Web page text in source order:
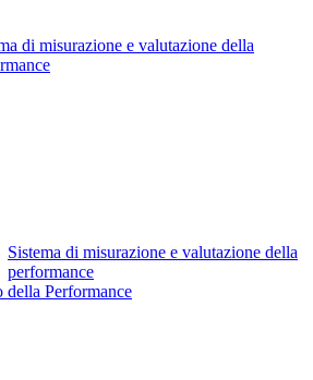
di misurazione e valutazione della
Sistema di misurazione e valutazione della
performance
della Performance